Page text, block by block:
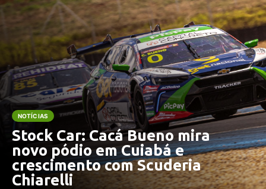
NOTÍCIAS
Stock Car: Cacá Bueno mira
novo pódio em Cuiabá e
crescimento com Scuderia
Chiarelli